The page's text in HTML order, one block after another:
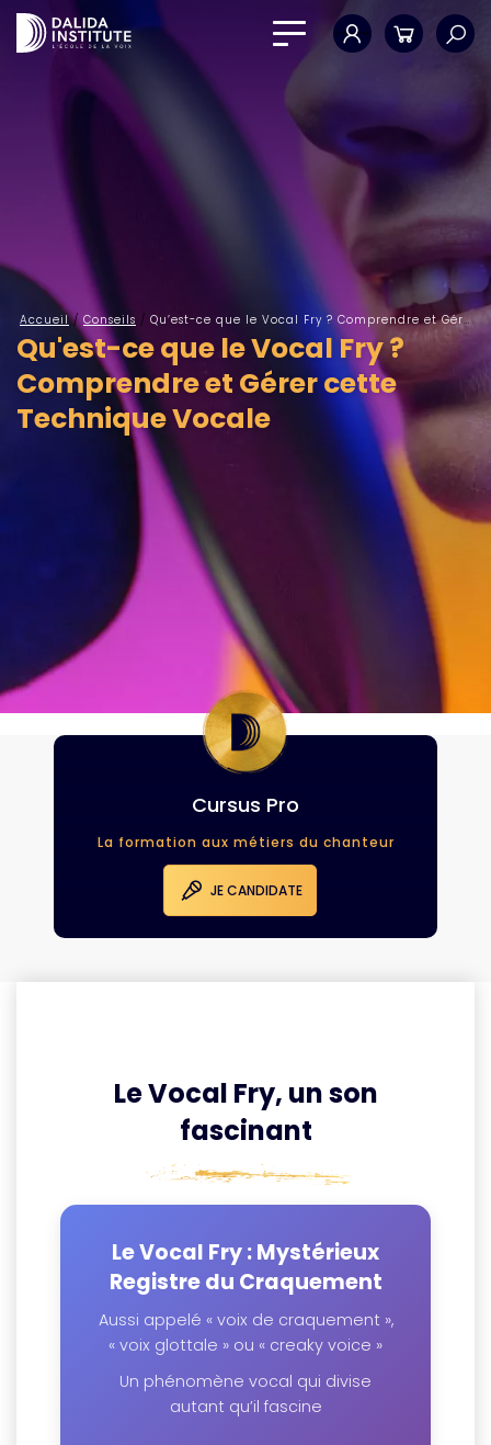
Mon compte Panier
Accueil/ Conseils / Qu’est-ce que le Vocal Fry ? Comprendre et Gérer cette Technique Vocale
Qu'est-ce que le Vocal Fry ?
Comprendre et Gérer cette
Technique Vocale
Cursus Pro
La formation aux métiers du chanteur
JE CANDIDATE
Le Vocal Fry, un son
fascinant
Le Vocal Fry : Mystérieux
Registre du Craquement
Aussi appelé « voix de craquement »,
« voix glottale » ou « creaky voice »
Un phénomène vocal qui divise
autant qu’il fascine